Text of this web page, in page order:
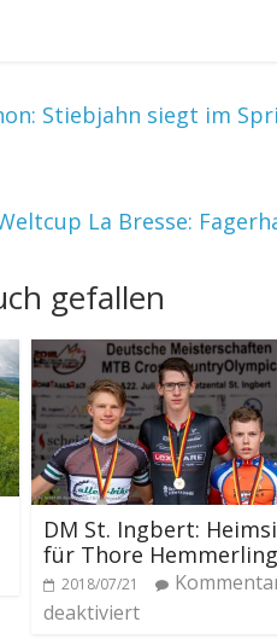
Stiebjahn siegt im
La Bresse:
gefallen
DM St. Ingbert:
für Thore Hemmerling
2018/07/21
deaktiviert